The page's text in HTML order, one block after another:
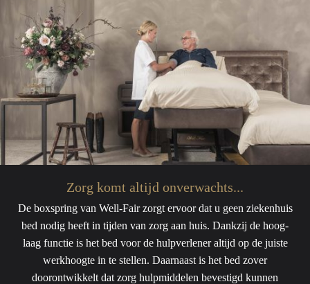
Zorg komt altijd onverwachts...
De boxspring van Well-Fair zorgt ervoor dat u geen ziekenhuis
bed nodig heeft in tijden van zorg aan huis. Dankzij de hoog-
laag functie is het bed voor de hulpverlener altijd op de juiste
werkhoogte in te stellen. Daarnaast is het bed zover
doorontwikkelt dat zorg hulpmiddelen bevestigd kunnen